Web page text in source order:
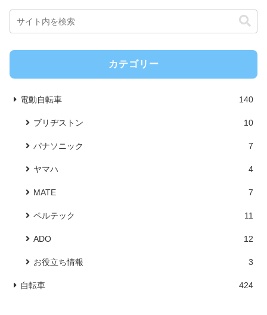
カテゴリー
電動自転車 140
ブリヂストン 10
パナソニック 7
ヤマハ 4
MATE 7
ペルテック 11
ADO 12
お役立ち情報 3
自転車 424